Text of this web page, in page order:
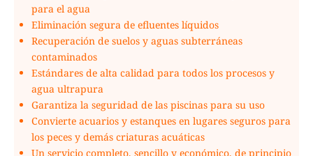
para el agua
Eliminación segura de efluentes líquidos
Recuperación de suelos y aguas subterráneas
contaminados
Estándares de alta calidad para todos los procesos y
agua ultrapura
Garantiza la seguridad de las piscinas para su uso
Convierte acuarios y estanques en lugares seguros para
los peces y demás criaturas acuáticas
Un servicio completo, sencillo y económico, de principio